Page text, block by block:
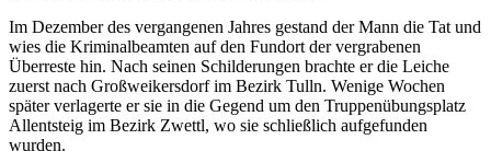
Im Dezember des vergangenen Jahres gestand der Mann die Tat und
wies die Kriminalbeamten auf den Fundort der vergrabenen
Überreste hin. Nach seinen Schilderungen brachte er die Leiche
zuerst nach Großweikersdorf im Bezirk Tulln. Wenige Wochen
später verlagerte er sie in die Gegend um den Truppenübungsplatz
Allentsteig im Bezirk Zwettl, wo sie schließlich aufgefunden
wurden.